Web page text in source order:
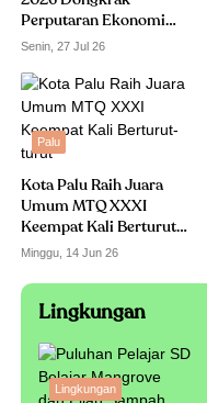
Perputaran Ekonomi
hingga Rp2 Miliar
Senin, 27 Jul 26
Palu
Kota Palu Raih Juara
Umum MTQ XXXI
Keempat Kali Berturut-
turut
Minggu, 14 Jun 26
Lingkungan
Lingkungan